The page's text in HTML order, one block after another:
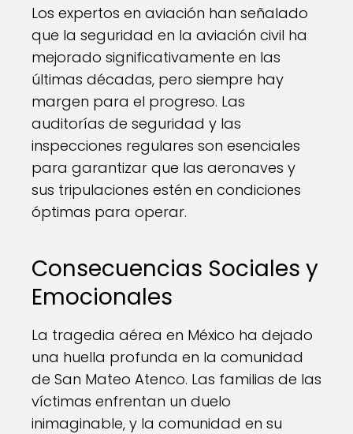
Los expertos en aviación han señalado
que la seguridad en la aviación civil ha
mejorado significativamente en las
últimas décadas, pero siempre hay
margen para el progreso. Las
auditorías de seguridad y las
inspecciones regulares son esenciales
para garantizar que las aeronaves y
sus tripulaciones estén en condiciones
óptimas para operar.
Consecuencias Sociales y
Emocionales
La tragedia aérea en México ha dejado
una huella profunda en la comunidad
de San Mateo Atenco. Las familias de las
víctimas enfrentan un duelo
inimaginable, y la comunidad en su